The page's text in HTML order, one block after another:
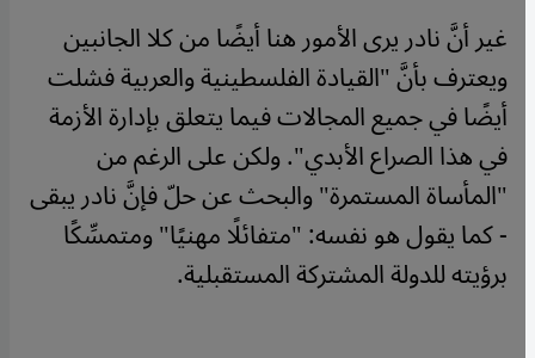
غير أنَّ نادر يرى الأمور هنا أيضًا من كلا الجانبين
ويعترف بأنَّ "القيادة الفلسطينية والعربية فشلت
أيضًا في جميع المجالات فيما يتعلق بإدارة الأزمة
في هذا الصراع الأبدي". ولكن على الرغم من
"المأساة المستمرة" والبحث عن حلّ فإنَّ نادر يبقى
- كما يقول هو نفسه: "متفائلًا مهنيًا" ومتمسِّكًا
برؤيته للدولة المشتركة المستقبلية.